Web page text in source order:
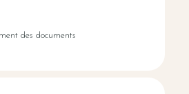
des documents